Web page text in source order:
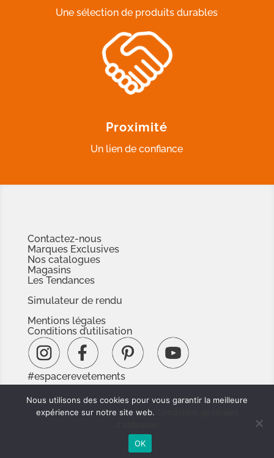
Une sélection de produits durables
Proximité
Un lien de confiance
Contactez-nous
Marques Exclusives
Nos catalogues
Magasins
Les Tendances
Simulateur de rendu
Mentions légales
Conditions d’utilisation
#espacerevetements
www.espacedoc.fr
www.signnaturedexception.com
Nous utilisons des cookies pour vous garantir la meilleure
expérience sur notre site web.
OK